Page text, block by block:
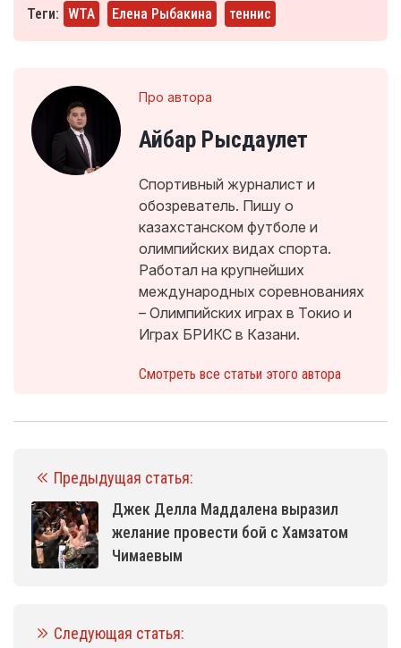
Теги: WTA Елена Рыбакина теннис
Про автора
Айбар Рысдаулет
Спортивный журналист и
обозреватель. Пишу о
казахстанском футболе и
олимпийских видах спорта.
Работал на крупнейших
международных соревнованиях
– Олимпийских играх в Токио и
Играх БРИКС в Казани.
Смотреть все статьи этого автора
Предыдущая статья:
Джек Делла Маддалена выразил
желание провести бой с Хамзатом
Чимаевым
Следующая статья: